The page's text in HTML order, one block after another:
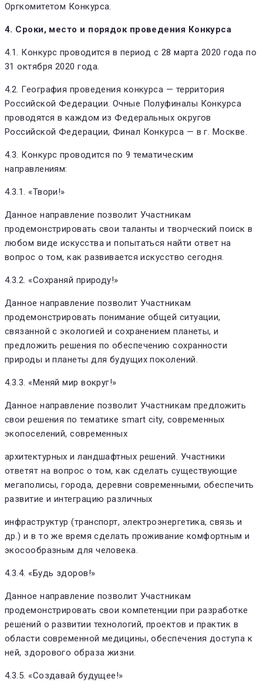
Оргкомитетом Конкурса.
4. Сроки, место и порядок проведения Конкурса
4.1. Конкурс проводится в период с 28 марта 2020 года по
31 октября 2020 года.
4.2. География проведения конкурса — территория
Российской Федерации. Очные Полуфиналы Конкурса
проводятся в каждом из Федеральных округов
Российской Федерации, Финал Конкурса — в г. Москве.
4.3. Конкурс проводится по 9 тематическим
направлениям:
4.3.1. «Твори!»
Данное направление позволит Участникам
продемонстрировать свои таланты и творческий поиск в
любом виде искусства и попытаться найти ответ на
вопрос о том, как развивается искусство сегодня.
4.3.2. «Сохраняй природу!»
Данное направление позволит Участникам
продемонстрировать понимание общей ситуации,
связанной с экологией и сохранением планеты, и
предложить решения по обеспечению сохранности
природы и планеты для будущих поколений.
4.3.3. «Меняй мир вокруг!»
Данное направление позволит Участникам предложить
свои решения по тематике smart city, современных
экопоселений, современных
архитектурных и ландшафтных решений. Участники
ответят на вопрос о том, как сделать существующие
мегаполисы, города, деревни современными, обеспечить
развитие и интеграцию различных
инфраструктур (транспорт, электроэнергетика, связь и
др.) и в то же время сделать проживание комфортным и
экосообразным для человека.
4.3.4. «Будь здоров!»
Данное направление позволит Участникам
продемонстрировать свои компетенции при разработке
решений о развитии технологий, проектов и практик в
области современной медицины, обеспечения доступа к
ней, здорового образа жизни.
4.3.5. «Создавай будущее!»